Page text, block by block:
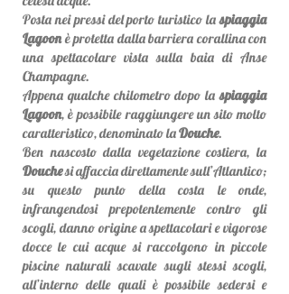
Posta nei pressi del porto turistico laspiaggia
Lagoonè protetta dalla barriera corallina con
una spettacolare vista sulla baia di Anse
Champagne.
Appena qualche chilometro dopo laspiaggia
Lagoon, è possibile raggiungere un sito molto
caratteristico, denominato laDouche.
Ben nascosto dalla vegetazione costiera, la
Douchesi affaccia direttamente sull’Atlantico;
su questo punto della costa le onde,
infrangendosi prepotentemente contro gli
scogli, danno origine a spettacolari e vigorose
docce le cui acque si raccolgono in piccole
piscine naturali scavate sugli stessi scogli,
all’interno delle quali è possibile sedersi e